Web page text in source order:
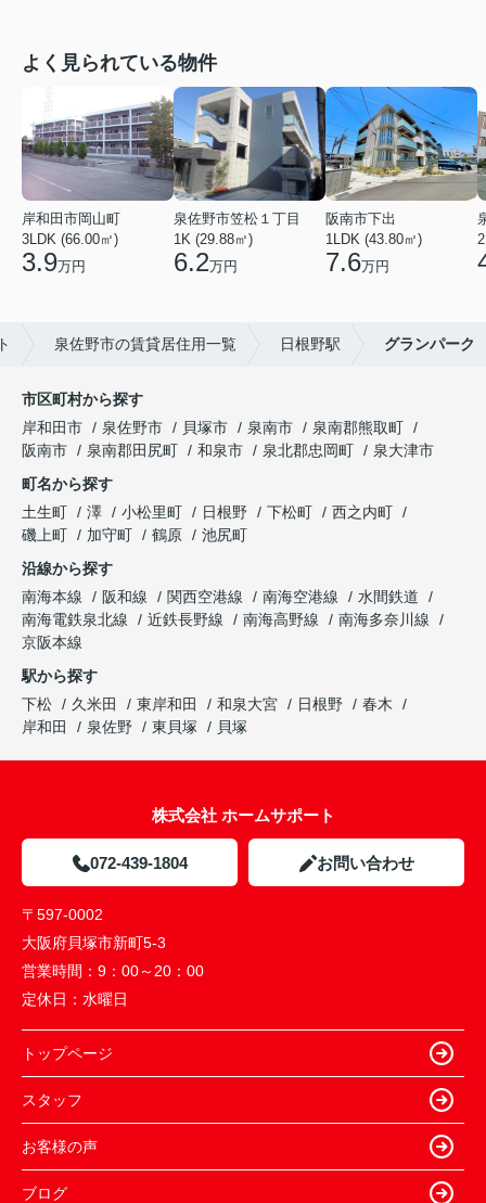
よく見られている物件
岸和田市岡山町
3LDK (66.00㎡)
3.9万円
泉佐野市笠松１丁目
1K (29.88㎡)
6.2万円
阪南市下出
1LDK (43.80㎡)
7.6万円
泉佐野市の賃貸居住用一覧 日根野駅 グランパーク
市区町村から探す
岸和田市
泉佐野市 貝塚市 泉南市
泉南郡熊取町
阪南市
泉南郡田尻町 和泉市 泉北郡忠岡町
泉大津市
町名から探す
土生町
澤 小松里町 日根野 下松町
西之内町
磯上町
加守町 鶴原
池尻町
沿線から探す
南海本線
阪和線 関西空港線 南海空港線
水間鉄道
南海電鉄泉北線
近鉄長野線 南海高野線
南海多奈川線
京阪本線
駅から探す
下松
久米田 東岸和田 和泉大宮 日根野
春木
岸和田
泉佐野 東貝塚 貝塚
株式会社 ホームサポート
072-439-1804 お問い合わせ
〒597-0002
大阪府貝塚市新町5-3
営業時間： 9：00～20：00
定休日： 水曜日
トップページ
スタッフ
お客様の声
ブログ